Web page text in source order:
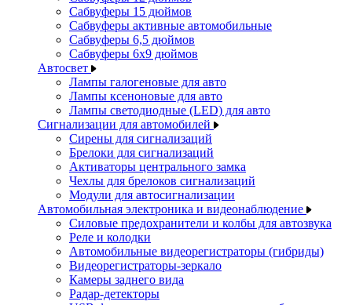
Сабвуферы 15 дюймов
Сабвуферы активные автомобильные
Сабвуферы 6,5 дюймов
Сабвуферы 6x9 дюймов
Автосвет
Лампы галогеновые для авто
Лампы ксеноновые для авто
Лампы светодиодные (LED) для авто
Сигнализации для автомобилей
Сирены для сигнализаций
Брелоки для сигнализаций
Активаторы центрального замка
Чехлы для брелоков сигнализаций
Модули для автосигнализации
Автомобильная электроника и видеонаблюдение
Силовые предохранители и колбы для автозвука
Реле и колодки
Автомобильные видеорегистраторы (гибриды)
Видеорегистраторы-зеркало
Камеры заднего вида
Радар-детекторы